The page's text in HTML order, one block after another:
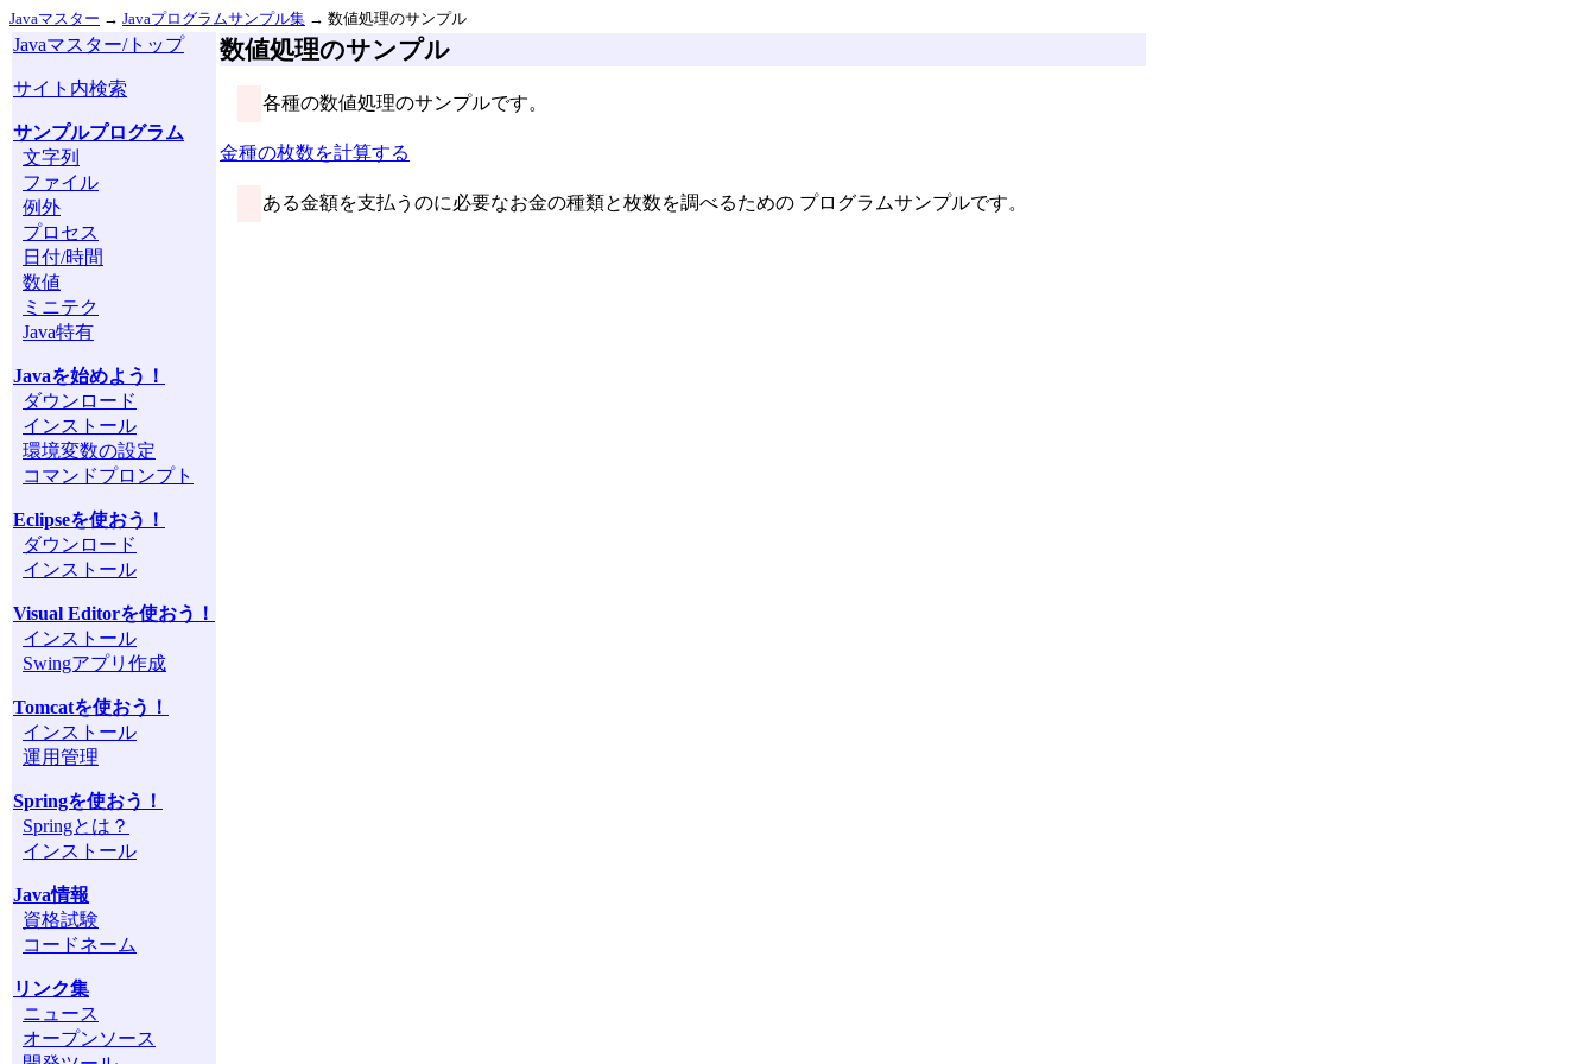
Javaマスター → Javaプログラムサンプル集 → 数値処理のサンプル
Javaマスター/トップ
サイト内検索
サンプルプログラム
文字列
ファイル
例外
プロセス
日付/時間
数値
ミニテク
Java特有
Javaを始めよう！
ダウンロード
インストール
環境変数の設定
コマンドプロンプト
Eclipseを使おう！
ダウンロード
インストール
Visual Editorを使おう！
インストール
Swingアプリ作成
Tomcatを使おう！
インストール
運用管理
Springを使おう！
Springとは？
インストール
Java情報
資格試験
コードネーム
リンク集
ニュース
オープンソース
数値処理のサンプル
各種の数値処理のサンプルです。
金種の枚数を計算する
ある金額を支払うのに必要なお金の種類と枚数を調べるための プログラムサンプルです。